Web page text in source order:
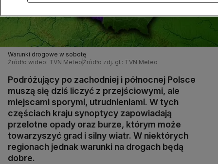
Warunki drogowe w sobotę
Źródło wideo: TVN Meteo Źródło zdj. gł.: TVN Meteo
Podróżujący po zachodniej i północnej Polsce
muszą się dziś liczyć z przejściowymi, ale
miejscami sporymi, utrudnieniami. W tych
częściach kraju synoptycy zapowiadają
przelotne opady oraz burze, którym może
towarzyszyć grad i silny wiatr. W niektórych
regionach jednak warunki na drogach będą
dobre.